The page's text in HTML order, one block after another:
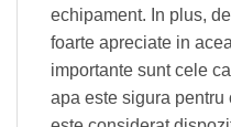
echipament. In plus,
foarte apreciate in
importante sunt cele
apa este sigura pentru